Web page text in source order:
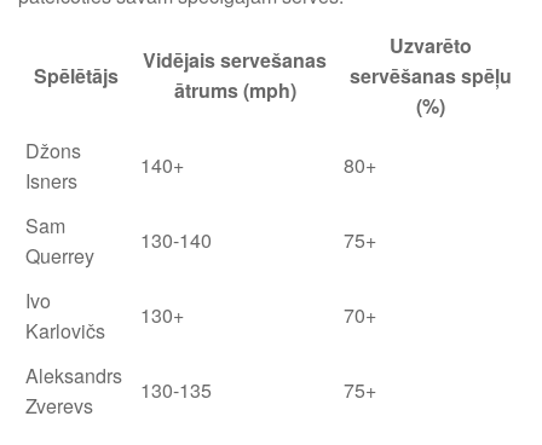
Spēlētājs
Vidējais servešanas
ātrums (mph)
Uzvarēto
servēšanas spēļu
(%)
Džons
Isners
140+ 80+
Sam
Querrey
130-140 75+
Ivo
Karlovičs
130+ 70+
Aleksandrs
Zverevs
130-135 75+